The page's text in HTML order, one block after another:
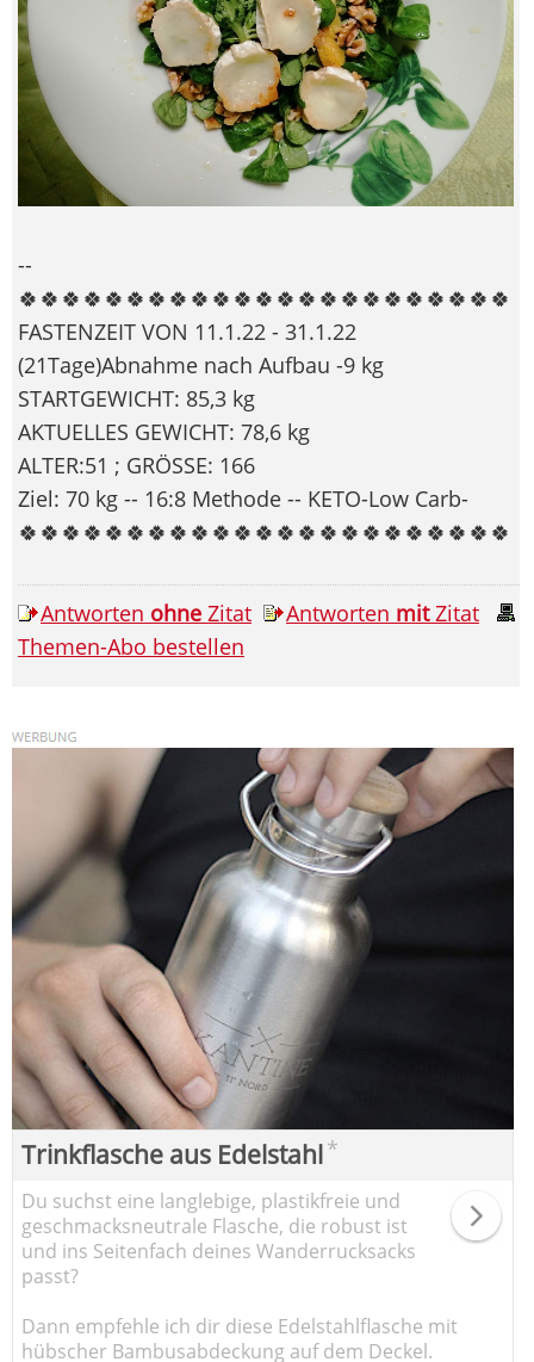
--
🍀🍀🍀🍀🍀🍀🍀🍀🍀🍀🍀🍀🍀🍀🍀🍀🍀🍀🍀🍀🍀🍀🍀
FASTENZEIT VON 11.1.22 - 31.1.22
(21Tage)Abnahme nach Aufbau -9 kg
STARTGEWICHT: 85,3 kg
AKTUELLES GEWICHT: 78,6 kg
ALTER:51 ; GRÖSSE: 166
Ziel: 70 kg -- 16:8 Methode -- KETO-Low Carb-
🍀🍀🍀🍀🍀🍀🍀🍀🍀🍀🍀🍀🍀🍀🍀🍀🍀🍀🍀🍀🍀🍀🍀
Antworten ohne Zitat Antworten mitZitat
Themen-Abo bestellen
Trinkflasche aus Edelstahl*
Du suchst eine langlebige, plastikfreie und
geschmacksneutrale Flasche, die robust ist
und ins Seitenfach deines Wanderrucksacks
passt?
Dann empfehle ich dir diese Edelstahlflasche mit
hübscher Bambusabdeckung auf dem Deckel.